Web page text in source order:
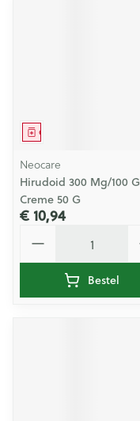
Geneesmiddel
Neocare
Hirudoid 300 Mg/100 G
Creme 50 G
€ 10,94
Bestel